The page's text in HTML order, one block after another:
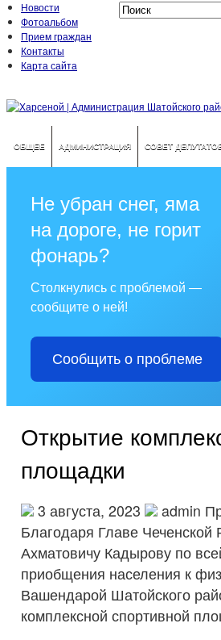
Новости
Фотоальбом
Прием граждан
Контакты
Карта сайта
ОБЩЕЕ АДМИНИСТРАЦИЯ СОВЕТ
Не убран снег, яма
на дороге, не горит
фонарь?
Столкнулись с проблемой —
сообщите о ней!
Сообщить о проблеме
Открытие
площадки
3 августа, 2023
admin
Благодаря Главе
Ахматовичу Кадырову по
приобщения населения к
Вашендарой Шатойского
комплексной спортивной